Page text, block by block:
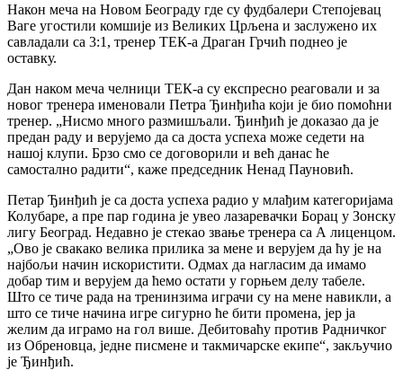
Након меча на Новом Београду где су фудбалери Степојевац
Ваге угостили комшије из Великих Црљена и заслужено их
савладали са 3:1, тренер ТЕК-а Драган Грчић поднео је
оставку.
Дан наком меча челници ТЕК-а су експресно реаговали и за
новог тренера именовали Петра Ђинђића који је био помоћни
тренер. „Нисмо много размишљали. Ђинђић је доказао да је
предан раду и верујемо да са доста успеха може седети на
нашој клупи. Брзо смо се договорили и већ данас ће
самостално радити“, каже председник Ненад Пауновић.
Петар Ђинђић је са доста успеха радио у млађим категоријама
Колубаре, а пре пар година је увео лазаревачки Борац у Зонску
лигу Београд. Недавно је стекао звање тренера са А лиценцом.
„Ово је свакако велика прилика за мене и верујем да ћу је на
најбољи начин искористити. Одмах да нагласим да имамо
добар тим и верујем да ћемо остати у горњем делу табеле.
Што се тиче рада на тренинзима играчи су на мене навикли, а
што се тиче начина игре сигурно ће бити промена, јер ја
желим да играмо на гол више. Дебитоваћу против Радничког
из Обреновца, једне писмене и такмичарске екипе“, закључио
је Ђинђић.